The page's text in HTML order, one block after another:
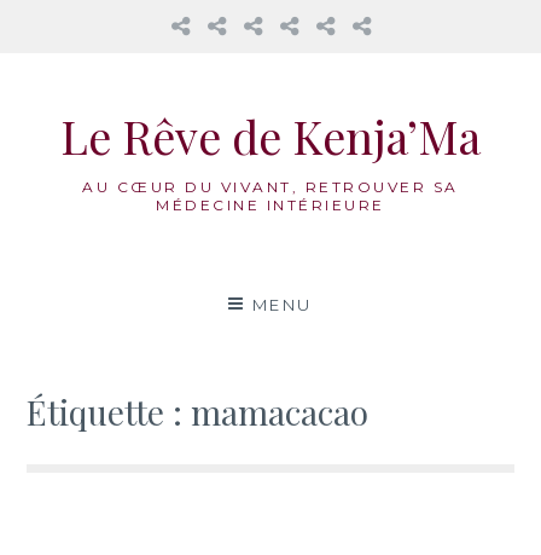
𝔸𝕦
𝕃𝕦𝕟𝕖𝕤
Mama
La Honorer
NosRéflexions
Le Rêve de Kenja’Ma
AU CŒUR DU VIVANT, RETROUVER SA
MÉDECINE INTÉRIEURE
MENU
Étiquette : mamacacao